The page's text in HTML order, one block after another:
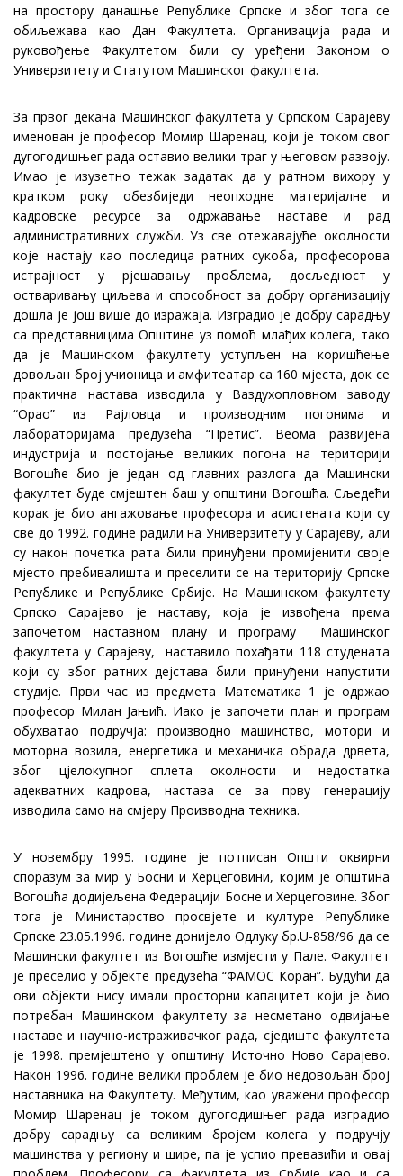
на простору данашње Републике Српске и због тога се
обиљежава као Дан Факултета. Организација рада и
руковођење Факултетом били су уређени Законом о
Универзитету и Статутом Машинског факултета.
За првог декана Машинског факултета у Српском Сарајеву
именован је професор Момир Шаренац, који је током свог
дугогодишњег рада оставио велики траг у његовом развоју.
Имао је изузетно тежак задатак да у ратном вихору у
кратком року обезбиједи неопходне материјалне и
кадровске ресурсе за одржавање наставе и рад
административних служби. Уз све отежавајуће околности
које настају као последица ратних сукоба, професорова
истрајност у рјешавању проблема, досљедност у
остваривању циљева и способност за добру организацију
дошла је још више до изражаја. Изградио је добру сарадњу
са представницима Општине уз помоћ млађих колега, тако
да је Машинском факултету уступљен на коришћење
довољан број учионица и амфитеатар са 160 мјеста, док се
практична настава изводила у Ваздухопловном заводу
“Орао” из Рајловца и производним погонима и
лабораторијама предузећа “Претис”. Веома развијена
индустрија и постојање великих погона на територији
Вогошће био је један од главних разлога да Машински
факултет буде смјештен баш у општини Вогошћа. Сљедећи
корак је био ангажовање професора и асистената који су
све до 1992. године радили на Универзитету у Сарајеву, али
су након почетка рата били принуђени промијенити своје
мјесто пребивалишта и преселити се на територију Српске
Републике и Републике Србије. На Машинском факултету
Српско Сарајево је наставу, која је извођена према
започетом наставном плану и програму Машинског
факултета у Сарајеву, наставило похађати 118 студената
који су због ратних дејстава били принуђени напустити
студије. Први час из предмета Математика 1 је одржао
професор Милан Јањић. Иако је започети план и програм
обухватао подручја: производно машинство, мотори и
моторна возила, енергетика и механичка обрада дрвета,
због цјелокупног сплета околности и недостатка
адекватних кадрова, настава се за прву генерацију
изводила само на смјеру Производна техника.
У новембру 1995. године је потписан Општи оквирни
споразум за мир у Босни и Херцеговини, којим је општина
Вогошћа додијељена Федерацији Босне и Херцеговине. Због
тога је Министарство просвјете и културе Републике
Српске 23.05.1996. године донијело Одлуку бр.U-858/96 да се
Машински факултет из Вогошће измјести у Пале. Факултет
је преселио у објекте предузећа “ФАМОС Коран”. Будући да
ови објекти нису имали просторни капацитет који је био
потребан Машинском факултету за несметано одвијање
наставе и научно-истраживачког рада, сједиште факултета
је 1998. премјештено у општину Источно Ново Сарајево.
Након 1996. године велики проблем је био недовољан број
наставника на Факултету. Међутим, као уважени професор
Момир Шаренац је током дугогодишњег рада изградио
добру сарадњу са великим бројем колега у подручју
машинства у региону и шире, па је успио превазићи и овај